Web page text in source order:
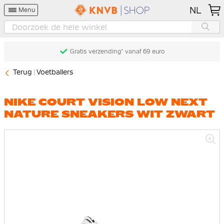
Menu NL
Gratis verzending* vanaf 69 euro
Terug Voetballers
NIKE COURT VISION LOW NEXT
NATURE SNEAKERS WIT ZWART